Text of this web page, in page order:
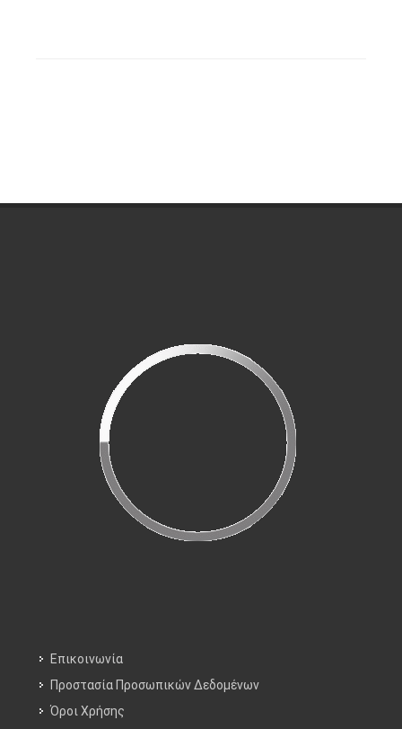
Επικοινωνία
Προστασία Προσωπικών Δεδομένων
Όροι Χρήσης